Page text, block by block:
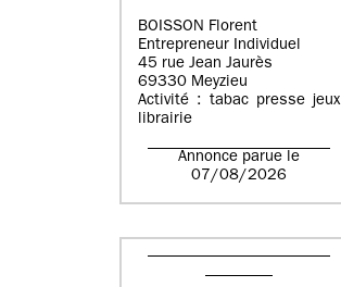
BOISSON Florent
Entrepreneur Individuel
45 rue Jean Jaurès
69330 Meyzieu
Activité : tabac presse jeux
librairie
Annonce parue le
07/08/2026